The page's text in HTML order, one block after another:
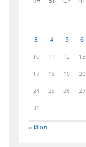
3 4 5 6
10 11 12 13
17 18 19 20
24 25 26 27
31
« Июл